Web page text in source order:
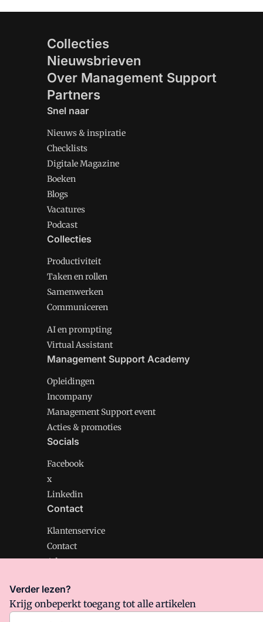
Collecties
Nieuwsbrieven
Over Management Support
Partners
Snel naar
Nieuws & inspiratie
Checklists
Digitale Magazine
Boeken
Blogs
Vacatures
Podcast
Collecties
Productiviteit
Taken en rollen
Samenwerken
Communiceren
AI en prompting
Virtual Assistant
Management Support Academy
Opleidingen
Incompany
Management Support event
Acties & promoties
Socials
Facebook
x
Linkedin
Contact
Klantenservice
Contact
Adverteren
Management Support is onderdeel van VMN media.
Verder lezen?
Krijg onbeperkt toegang tot alle artikelen